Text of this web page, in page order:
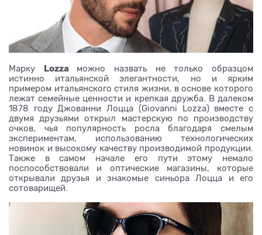
Марку Lozza
можно назвать не только образцом
истинно итальянской элегантности, но и ярким
примером итальянского стиля жизни, в основе которого
лежат семейные ценности и крепкая дружба. В далеком
1878 году Джованни Лоцца (Giovanni Lozza) вместе с
двумя друзьями открыл мастерскую по производству
очков, чья популярность росла благодаря смелым
экспериментам, использованию технологических
новинок и высокому качеству производимой продукции.
Также в самом начале его пути этому немало
поспособствовали и оптические магазины, которые
открывали друзья и знакомые синьора Лоцца и его
сотоварищей.